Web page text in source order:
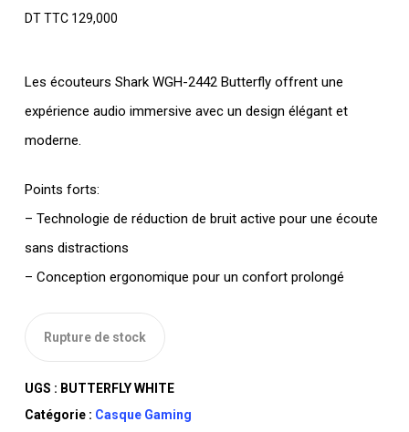
DT TTC129,000
Les écouteurs Shark WGH-2442 Butterfly offrent une
expérience audio immersive avec un design élégant et
moderne.
Points forts:
– Technologie de réduction de bruit active pour une écoute
sans distractions
– Conception ergonomique pour un confort prolongé
Rupture de stock
UGS : BUTTERFLY WHITE
Catégorie : Casque Gaming